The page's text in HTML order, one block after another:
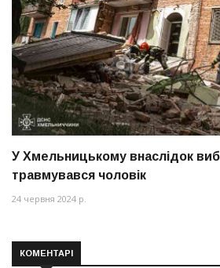
У Хмельницькому внаслідок
травмувався чоловік
24 червня 2024 р.
КОМЕНТАРІ